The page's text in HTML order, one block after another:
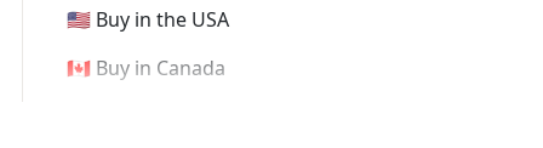
🇺🇸 Buy in the USA
🇨🇦 Buy in Canada